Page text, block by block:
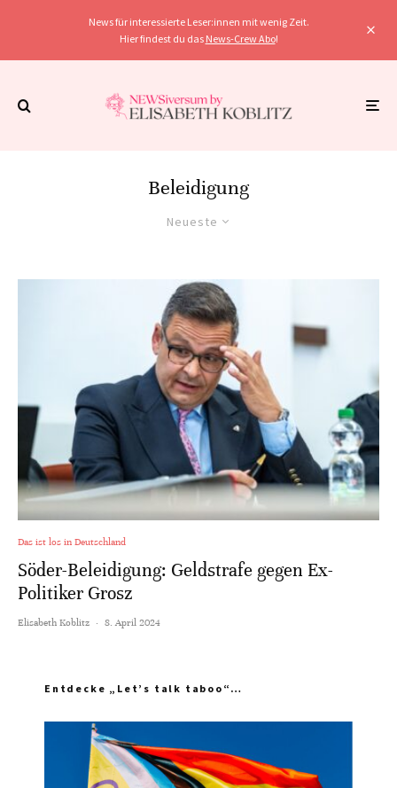
News für interessierte Leser:innen mit wenig Zeit.
Hier findest du das News-Crew Abo!
Beleidigung
Neueste
Das ist los in Deutschland
Söder-Beleidigung: Geldstrafe gegen Ex-
Politiker Grosz
Elisabeth Koblitz · 8. April 2024
Entdecke „Let’s talk taboo“…